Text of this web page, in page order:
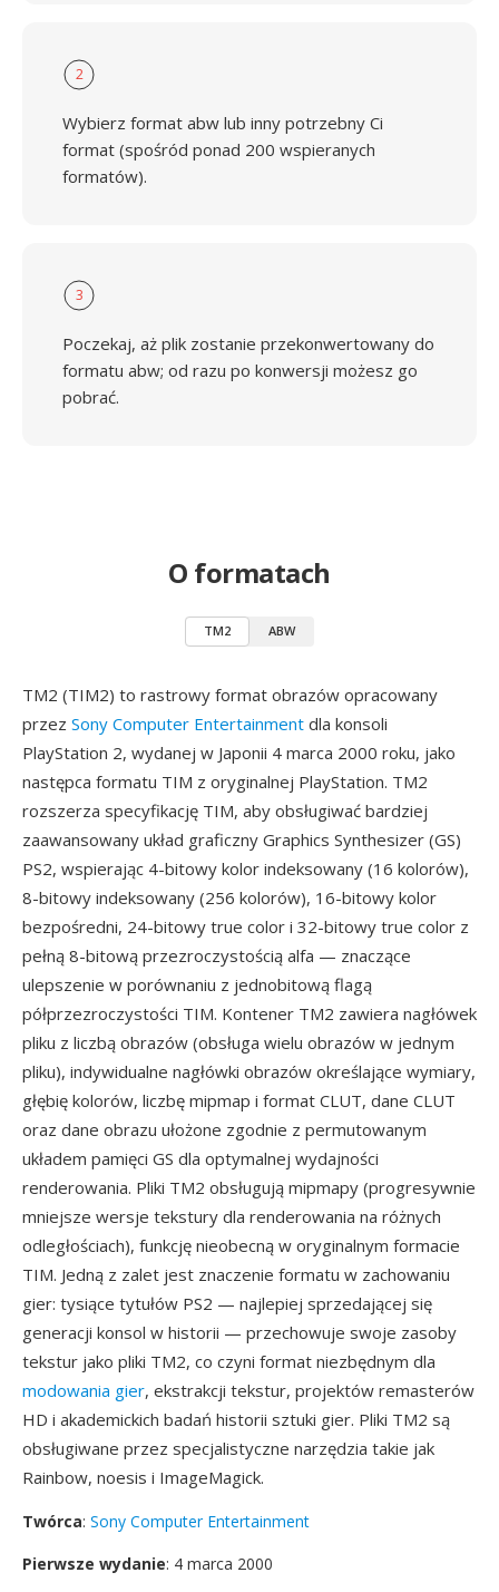
2
Wybierz format abw lub inny potrzebny Ci
format (spośród ponad 200 wspieranych
formatów).
3
Poczekaj, aż plik zostanie przekonwertowany do
formatu abw; od razu po konwersji możesz go
pobrać.
O formatach
TM2 ABW
TM2 (TIM2) to rastrowy format obrazów opracowany
przez Sony Computer Entertainment dla konsoli
PlayStation 2, wydanej w Japonii 4 marca 2000 roku, jako
następca formatu TIM z oryginalnej PlayStation. TM2
rozszerza specyfikację TIM, aby obsługiwać bardziej
zaawansowany układ graficzny Graphics Synthesizer (GS)
PS2, wspierając 4-bitowy kolor indeksowany (16 kolorów),
8-bitowy indeksowany (256 kolorów), 16-bitowy kolor
bezpośredni, 24-bitowy true color i 32-bitowy true color z
pełną 8-bitową przezroczystością alfa — znaczące
ulepszenie w porównaniu z jednobitową flagą
półprzezroczystości TIM. Kontener TM2 zawiera nagłówek
pliku z liczbą obrazów (obsługa wielu obrazów w jednym
pliku), indywidualne nagłówki obrazów określające wymiary,
głębię kolorów, liczbę mipmap i format CLUT, dane CLUT
oraz dane obrazu ułożone zgodnie z permutowanym
układem pamięci GS dla optymalnej wydajności
renderowania. Pliki TM2 obsługują mipmapy (progresywnie
mniejsze wersje tekstury dla renderowania na różnych
odległościach), funkcję nieobecną w oryginalnym formacie
TIM. Jedną z zalet jest znaczenie formatu w zachowaniu
gier: tysiące tytułów PS2 — najlepiej sprzedającej się
generacji konsol w historii — przechowuje swoje zasoby
tekstur jako pliki TM2, co czyni format niezbędnym dla
modowania gier, ekstrakcji tekstur, projektów remasterów
HD i akademickich badań historii sztuki gier. Pliki TM2 są
obsługiwane przez specjalistyczne narzędzia takie jak
Rainbow, noesis i ImageMagick.
Twórca: Sony Computer Entertainment
Pierwsze wydanie: 4 marca 2000